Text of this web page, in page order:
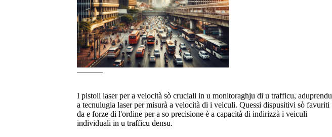
I pistoli laser per a velocità sò cruciali in u monitoraghju di u trafficu, aduprendu
a tecnulugia laser per misurà a velocità di i veiculi. Quessi dispusitivi sò favuriti
da e forze di l'ordine per a so precisione è a capacità di indirizzà i veiculi
individuali in u trafficu densu.